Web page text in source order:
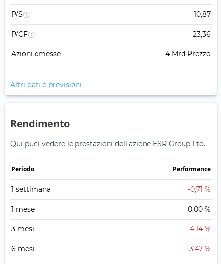
P/S 10,87
P/CF 23,36
Azioni emesse 4 Mrd Prezzo
Altri dati e previsioni
Rendimento
Qui puoi vedere le prestazioni dell'azione ESR Group Ltd.
Periodo Performance
1 settimana -0,71 %
1 mese 0,00 %
3 mesi -4,14 %
6 mesi -3,47 %